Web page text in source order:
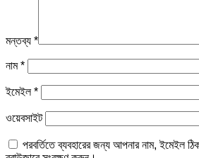
মন্তব্য *
নাম*
ইমেইল*
ওয়েবসাইট
পরবর্তিতে ব্যবহারের জন্য আপনার নাম, ইমেইল